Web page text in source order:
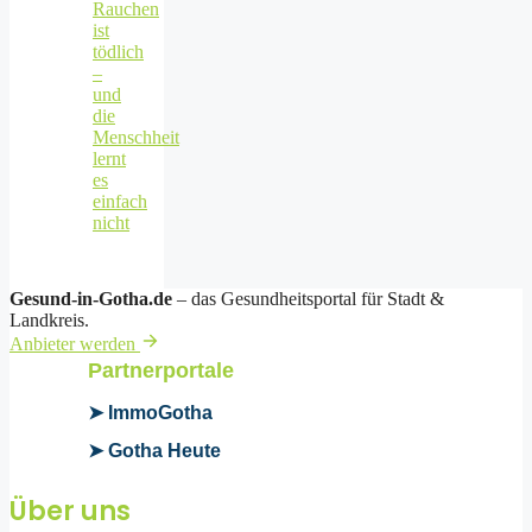
Rauchen
ist
tödlich
–
und
die
Menschheit
lernt
es
einfach
nicht
Gesund-in-Gotha.de – das Gesundheitsportal für Stadt &
Landkreis.
Anbieter werden
Partnerportale
➤ ImmoGotha
➤ Gotha Heute
Über uns